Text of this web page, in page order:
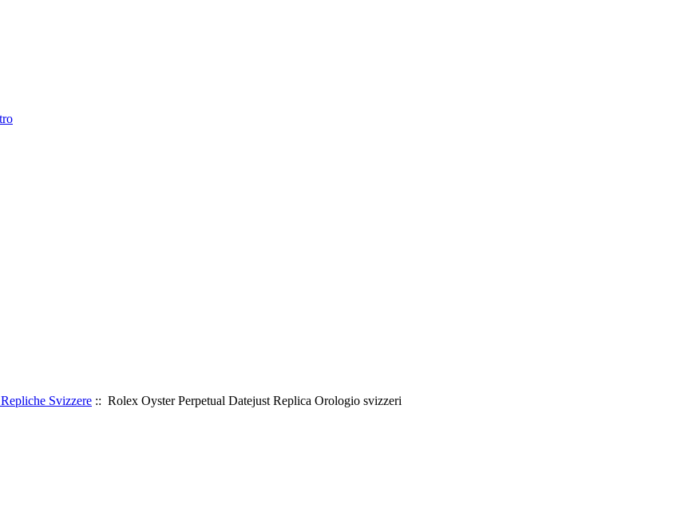
Svizzere :: Rolex Oyster Perpetual Datejust Replica Orologio svizzeri